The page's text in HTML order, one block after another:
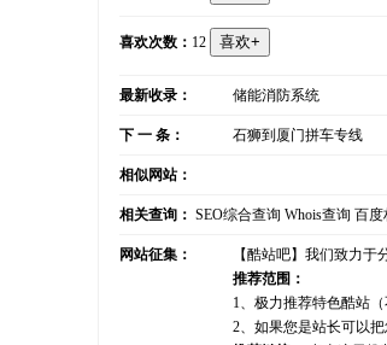
喜欢次数： 12
最新收录： 储能消防系统
下 一 条： 石狮到厦门拼车专线
相似网站：
相关查询： SEO综合查询 Whois查询 百度
网站征集：
【酷站吧】我们致力
推荐范围：
1、极力推荐特色酷站
2、如果您是站长可以